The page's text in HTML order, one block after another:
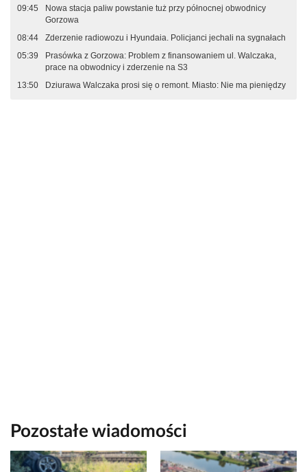
09:45
Nowa stacja paliw powstanie tuż przy północnej obwodnicy
Gorzowa
08:44
Zderzenie radiowozu i Hyundaia. Policjanci jechali na sygnałach
05:39
Prasówka z Gorzowa: Problem z finansowaniem ul. Walczaka,
prace na obwodnicy i zderzenie na S3
13:50
Dziurawa Walczaka prosi się o remont. Miasto: Nie ma pieniędzy
Pozostałe wiadomości